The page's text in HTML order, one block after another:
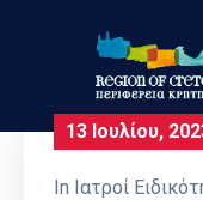
Περιφέρεια
13 Ιουλίου,
In Ιατροί